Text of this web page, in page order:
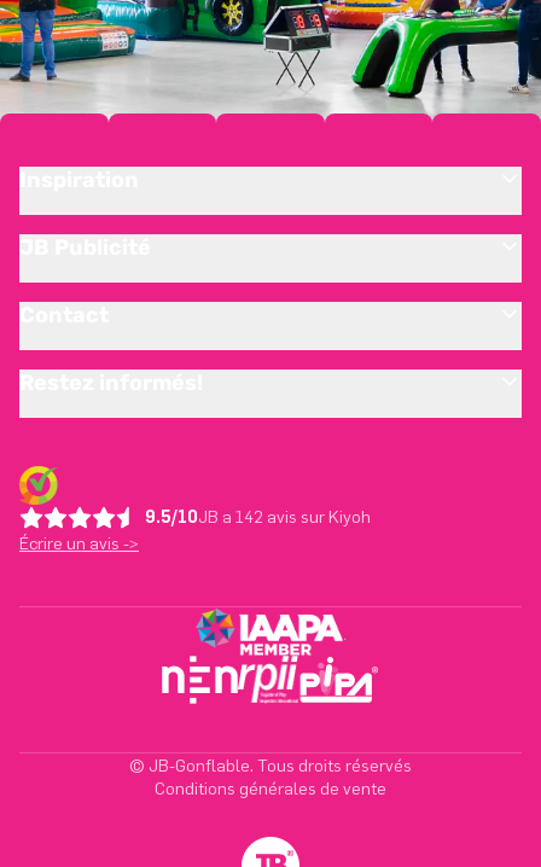
9.5/10JB a 142 avis sur Kiyoh
Écrire un avis ->
© JB-Gonflable. Tous droits réservés
Conditions générales de vente